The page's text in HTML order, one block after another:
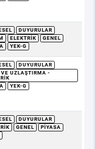
DUYURULAR
ELEKTRIK
GENEL
YEK-G
DUYURULAR
VE UZLAŞTIRMA -
YEK-G
DUYURULAR
GENEL
PIYASA